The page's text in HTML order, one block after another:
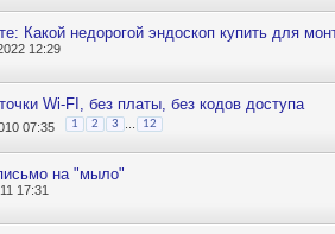
Какой недорогой эндоскоп купить для
12:29
Wi-FI, без платы, без кодов доступа
07:35 1 2 3 12
на "мыло"
17:31